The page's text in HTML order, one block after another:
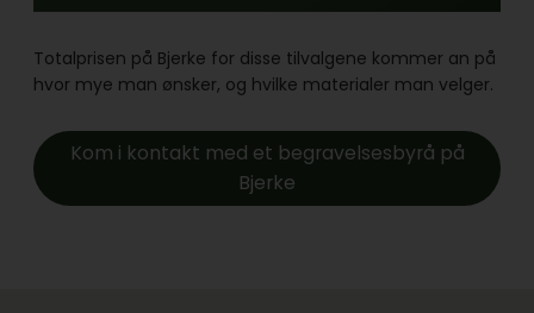
Totalprisen på Bjerke for disse tilvalgene kommer an på
hvor mye man ønsker, og hvilke materialer man velger.
Kom i kontakt med et begravelsesbyrå på
Bjerke